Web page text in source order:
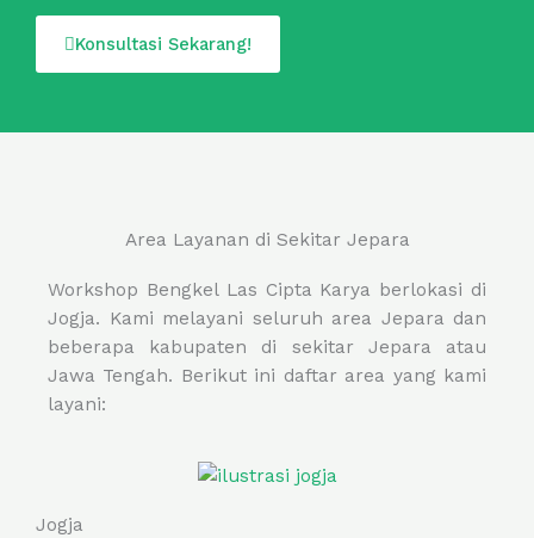
Konsultasi Sekarang!
Area Layanan di Sekitar Jepara
Workshop Bengkel Las Cipta Karya berlokasi di
Jogja. Kami melayani seluruh area Jepara dan
beberapa kabupaten di sekitar Jepara atau
Jawa Tengah. Berikut ini daftar area yang kami
layani:
Jogja